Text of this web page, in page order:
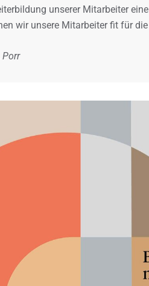
unserer Mitarbeiter
wir unsere Mitarbeiter fit für
Porr